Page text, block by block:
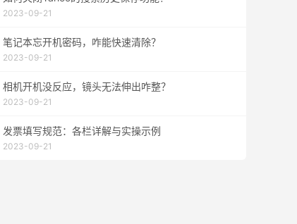
2023-09-21
笔记本忘开机密码，咋能快速清除？
2023-09-21
相机开机没反应，镜头无法伸出咋整？
2023-09-21
发票填写规范：各栏详解与实操示例
2023-09-21